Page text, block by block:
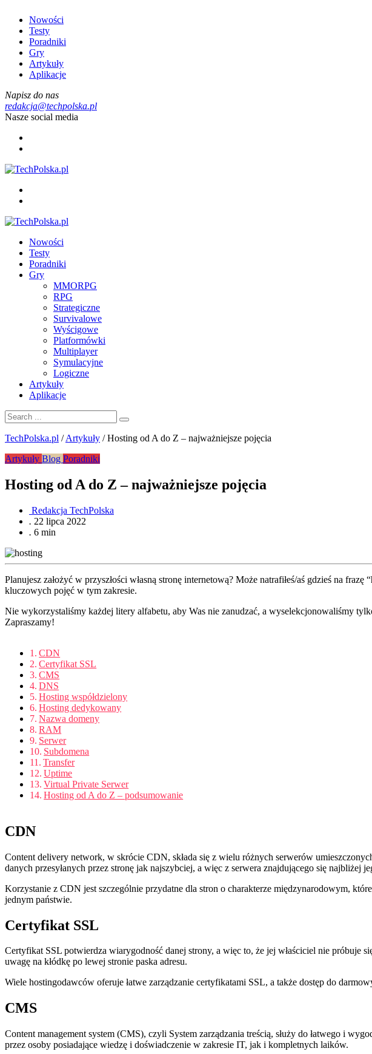
Nowości
Testy
Poradniki
Gry
Artykuły
Aplikacje
Napisz do nas
redakcja@techpolska.pl
Nasze social media
Nowości
Testy
Poradniki
Gry
MMORPG
RPG
Strategiczne
Survivalowe
Wyścigowe
Platformówki
Multiplayer
Symulacyjne
Logiczne
Artykuły
Aplikacje
TechPolska.pl /Artykuły /Hosting od A do Z – najważniejsze pojęcia
Artykuły Blog Poradniki
Hosting od A do Z – najważniejsze pojęcia
Redakcja TechPolska
. 22 lipca 2022
. 6 min
Planujesz założyć w przyszłości własną stronę internetową? Może natrafiłeś/aś gdzieś na
kluczowych pojęć w tym zakresie.
Nie wykorzystaliśmy każdej litery alfabetu, aby Was nie zanudzać, a wyselekcjonowaliśmy
Zapraszamy!
CDN
Certyfikat SSL
CMS
DNS
Hosting współdzielony
Hosting dedykowany
Nazwa domeny
RAM
Serwer
Subdomena
Transfer
Uptime
Virtual Private Serwer
Hosting od A do Z – podsumowanie
CDN
Content delivery network, w skrócie CDN, składa się z wielu różnych serwerów
danych przesyłanych przez stronę jak najszybciej, a więc z serwera znajdującego się najbliżej
Korzystanie z CDN jest szczególnie przydatne dla stron o charakterze międzynarodowym,
jednym państwie.
Certyfikat SSL
Certyfikat SSL potwierdza wiarygodność danej strony, a więc to, że jej właściciel nie próbuje
uwagę na kłódkę po lewej stronie paska adresu.
Wiele hostingodawców oferuje łatwe zarządzanie certyfikatami SSL, a także dostęp do
CMS
Content management system (CMS), czyli System zarządzania treścią, służy do łatwego i
przez osoby posiadające wiedzę i doświadczenie w zakresie IT, jak i kompletnych laików.